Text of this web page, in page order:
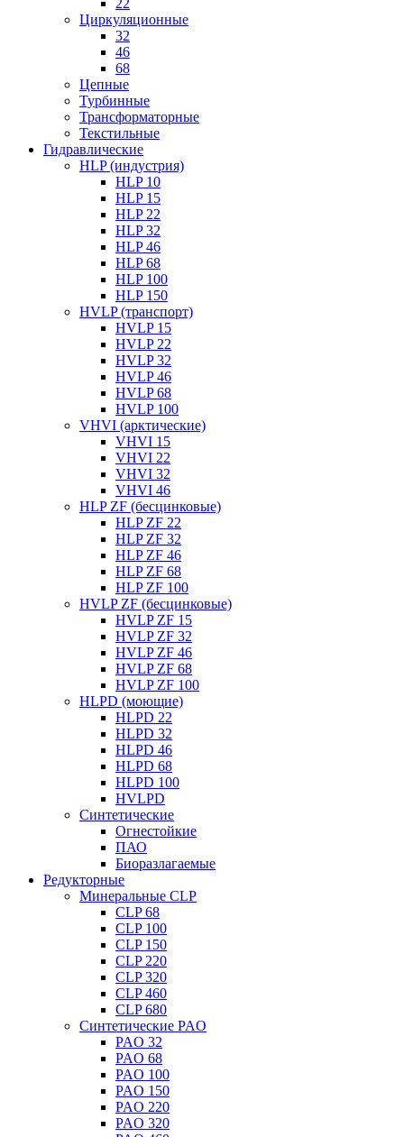
22
Циркуляционные
32
46
68
Цепные
Турбинные
Трансформаторные
Текстильные
Гидравлические
HLP (индустрия)
HLP 10
HLP 15
HLP 22
HLP 32
HLP 46
HLP 68
HLP 100
HLP 150
HVLP (транспорт)
HVLP 15
HVLP 22
HVLP 32
HVLP 46
HVLP 68
HVLP 100
VHVI (арктические)
VHVI 15
VHVI 22
VHVI 32
VHVI 46
HLP ZF (бесцинковые)
HLP ZF 22
HLP ZF 32
HLP ZF 46
HLP ZF 68
HLP ZF 100
HVLP ZF (бесцинковые)
HVLP ZF 15
HVLP ZF 32
HVLP ZF 46
HVLP ZF 68
HVLP ZF 100
HLPD (моющие)
HLPD 22
HLPD 32
HLPD 46
HLPD 68
HLPD 100
HVLPD
Синтетические
Огнестойкие
ПАО
Биоразлагаемые
Редукторные
Минеральные CLP
CLP 68
CLP 100
CLP 150
CLP 220
CLP 320
CLP 460
CLP 680
Синтетические PAO
PAO 32
PAO 68
PAO 100
PAO 150
PAO 220
PAO 320